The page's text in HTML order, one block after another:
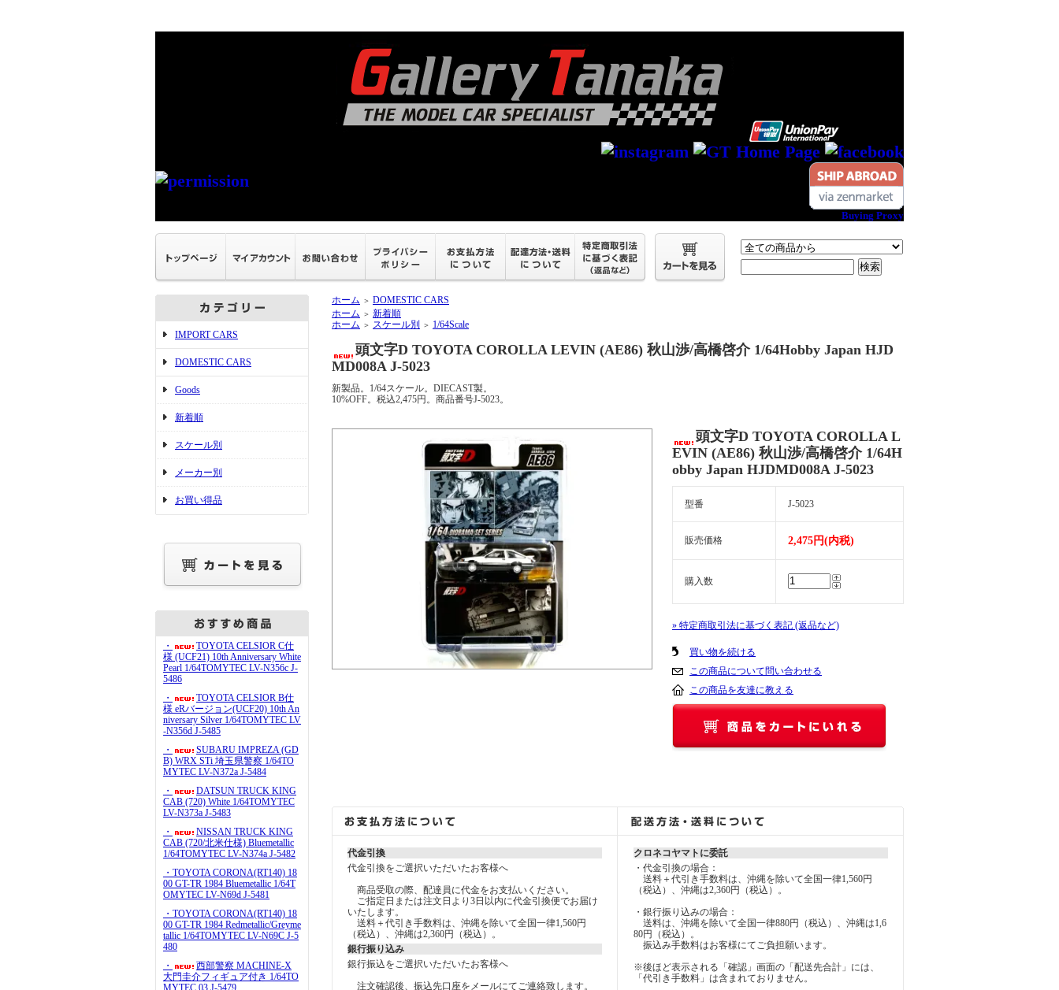
Buying Proxy
IMPORT CARS
DOMESTIC CARS
Goods
新着順
スケール別
メーカー別
お買い得品
・
TOYOTA CELSIOR C仕
様 (UCF21) 10th Anniversary White
Pearl 1/64TOMYTEC LV-N356c J-
5486
・
TOYOTA CELSIOR B仕
様 eRバージョン(UCF20) 10th An
niversary Silver 1/64TOMYTEC LV
-N356d J-5485
・
SUBARU IMPREZA (GD
B) WRX STi 埼玉県警察 1/64TO
MYTEC LV-N372a J-5484
・
DATSUN TRUCK KING
CAB (720) White 1/64TOMYTEC
LV-N373a J-5483
・
NISSAN TRUCK KING
CAB (720/北米仕様) Bluemetallic
1/64TOMYTEC LV-N374a J-5482
・TOYOTA CORONA(RT140) 18
00 GT-TR 1984 Bluemetallic 1/64T
OMYTEC LV-N69d J-5481
・TOYOTA CORONA(RT140) 18
00 GT-TR 1984 Redmetallic/Greyme
tallic 1/64TOMYTEC LV-N69C J-5
480
・
西部警察 MACHINE-X
大門圭介フィギュア付き 1/64TO
MYTEC 03 J-5479
ホーム ＞ DOMESTIC CARS
ホーム ＞ 新着順
ホーム ＞ スケール別 ＞ 1/64Scale
頭文字D TOYOTA COROLLA LEVIN (AE86) 秋山渉/高橋啓介 1/64Hobby Japan HJD
MD008A J-5023
新製品。1/64スケール。DIECAST製。
10%OFF。税込2,475円。商品番号J-5023。
頭文字D TOYOTA COROLLA L
EVIN (AE86) 秋山渉/高橋啓介 1/64H
obby Japan HJDMD008A J-5023
型番 J-5023
販売価格 2,475円(内税)
購入数
» 特定商取引法に基づく表記 (返品など)
買い物を続ける
この商品について問い合わせる
この商品を友達に教える
代金引換
代金引換をご選択いただいたお客様へ
商品受取の際、配達員に代金をお支払いください。
ご指定日または注文日より3日以内に代金引換便でお届け
いたします。
送料＋代引き手数料は、沖縄を除いて全国一律1,560円
（税込）、沖縄は2,360円（税込）。
銀行振り込み
銀行振込をご選択いただいたお客様へ
注文確認後、振込先口座をメールにてご連絡致します。
クロネコヤマトに委託
・代金引換の場合：
送料＋代引き手数料は、沖縄を除いて全国一律1,560円
（税込）、沖縄は2,360円（税込）。
・銀行振り込みの場合：
送料は、沖縄を除いて全国一律880円（税込）、沖縄は1,6
80円（税込）。
振込み手数料はお客様にてご負担願います。
※後ほど表示される「確認」画面の「配送先合計」には、
「代引き手数料」は含まれておりません。